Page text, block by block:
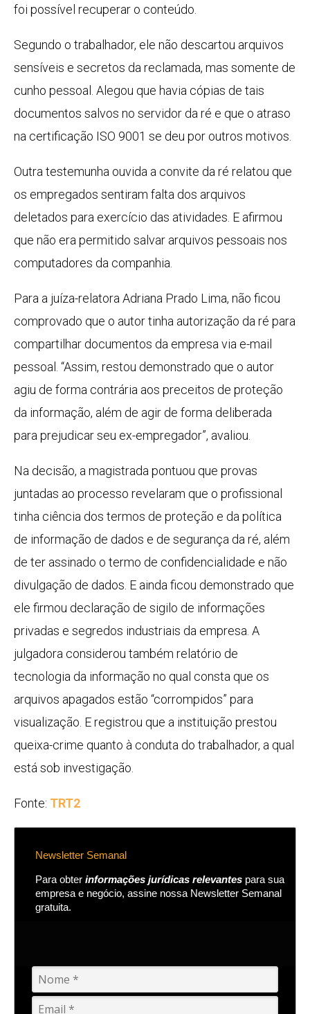
foi possível recuperar o conteúdo.
Segundo o trabalhador, ele não descartou arquivos
sensíveis e secretos da reclamada, mas somente de
cunho pessoal. Alegou que havia cópias de tais
documentos salvos no servidor da ré e que o atraso
na certificação ISO 9001 se deu por outros motivos.
Outra testemunha ouvida a convite da ré relatou que
os empregados sentiram falta dos arquivos
deletados para exercício das atividades. E afirmou
que não era permitido salvar arquivos pessoais nos
computadores da companhia.
Para a juíza-relatora Adriana Prado Lima, não ficou
comprovado que o autor tinha autorização da ré para
compartilhar documentos da empresa via e-mail
pessoal. “Assim, restou demonstrado que o autor
agiu de forma contrária aos preceitos de proteção
da informação, além de agir de forma deliberada
para prejudicar seu ex-empregador”, avaliou.
Na decisão, a magistrada pontuou que provas
juntadas ao processo revelaram que o profissional
tinha ciência dos termos de proteção e da política
de informação de dados e de segurança da ré, além
de ter assinado o termo de confidencialidade e não
divulgação de dados. E ainda ficou demonstrado que
ele firmou declaração de sigilo de informações
privadas e segredos industriais da empresa. A
julgadora considerou também relatório de
tecnologia da informação no qual consta que os
arquivos apagados estão “corrompidos” para
visualização. E registrou que a instituição prestou
queixa-crime quanto à conduta do trabalhador, a qual
está sob investigação.
Fonte: TRT2
Newsletter Semanal
Para obter informações jurídicas relevantes para sua
empresa e negócio, assine nossa Newsletter Semanal
gratuita.